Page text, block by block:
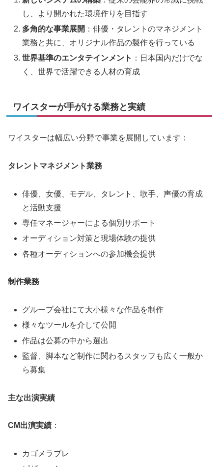
し、より開かれた環境作りを目指す
多角的な事業展開 ：俳優・タレントのマネジメント
業務と共に、オリジナル作品の製作を行っている
世界基準のエンタテインメント ：日本国内だけでな
く、世界で活躍できる人材の育成
ワイスターが手がける業務と実績
ワイスターは幅広い分野で事業を展開しています：
タレントマネジメント業務
俳優、女優、モデル、タレント、歌手、声優の育成
と活動支援
専任マネージャーによる個別サポート
オーディション対策と現場体験の提供
各種オーディションへの参加機会提供
制作業務
グループ会社にて大小様々な作品を制作
様々なツールを介して公開
作品は公募の中から選出
監督、脚本など制作に関わるスタッフも広く一般か
ら募集
主な出演実績
CM出演実績 ：
カゴメラブレ